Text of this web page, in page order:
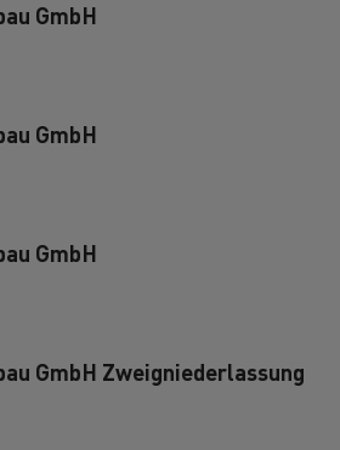
GmbH
GmbH
GmbH
GmbH Zweigniederlassung